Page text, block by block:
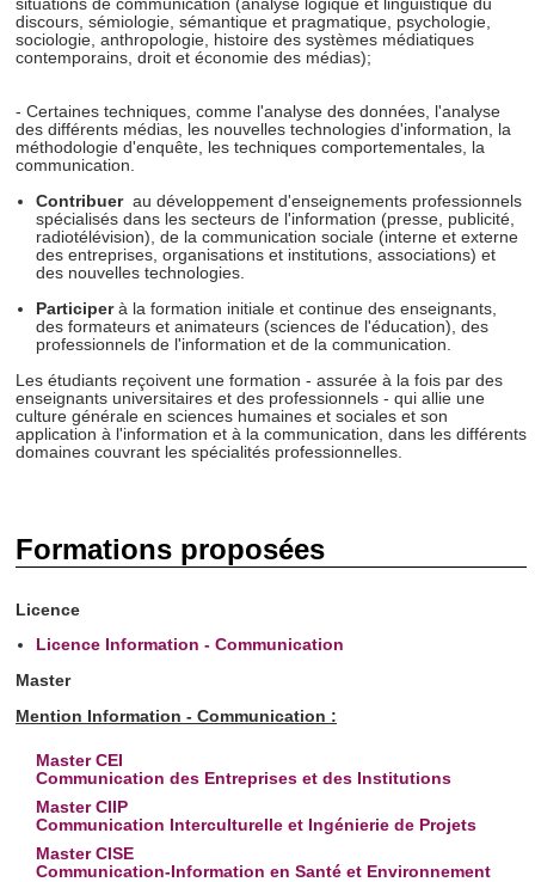
situations de communication (analyse logique et linguistique du
discours, sémiologie, sémantique et pragmatique, psychologie,
sociologie, anthropologie, histoire des systèmes médiatiques
contemporains, droit et économie des médias);
- Certaines techniques, comme l'analyse des données, l'analyse
des différents médias, les nouvelles technologies d'information, la
méthodologie d'enquête, les techniques comportementales, la
communication.
Contribuerau développement d'enseignements professionnels
spécialisés dans les secteurs de l'information (presse, publicité,
radiotélévision), de la communication sociale (interne et externe
des entreprises, organisations et institutions, associations) et
des nouvelles technologies.
Participerà la formation initiale et continue des enseignants,
des formateurs et animateurs (sciences de l'éducation), des
professionnels de l'information et de la communication.
Les étudiants reçoivent une formation - assurée à la fois par des
enseignants universitaires et des professionnels - qui allie une
culture générale en sciences humaines et sociales et son
application à l'information et à la communication, dans les différents
domaines couvrant les spécialités professionnelles.
Formations proposées
Licence
Licence Information - Communication
Master
Mention Information - Communication :
Master CEI
Communication des Entreprises et des Institutions
Master CIIP
Communication Interculturelle et Ingénierie de Projets
Master CISE
Communication-Information en Santé et Environnement